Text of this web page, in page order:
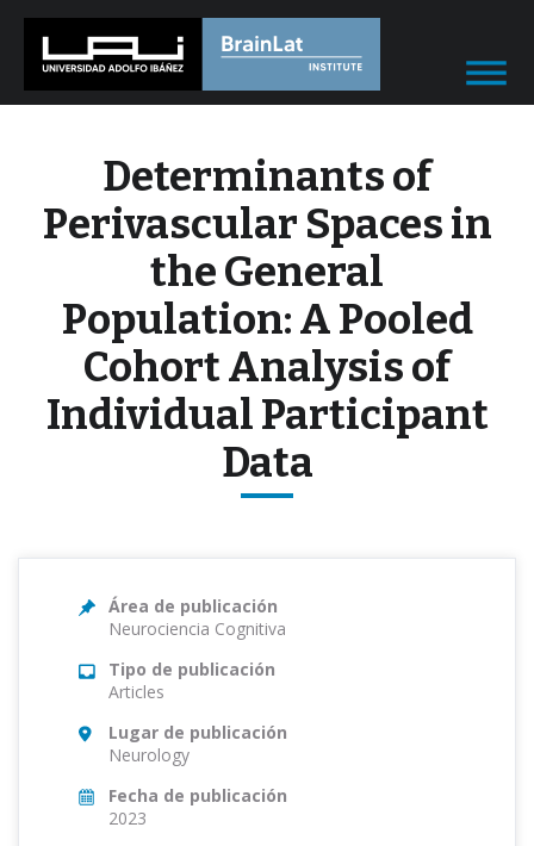
Determinants of
Perivascular Spaces in
the General
Population: A Pooled
Cohort Analysis of
Individual Participant
Data
Área de publicación
Neurociencia Cognitiva
Tipo de publicación
Articles
Lugar de publicación
Neurology
Fecha de publicación
2023